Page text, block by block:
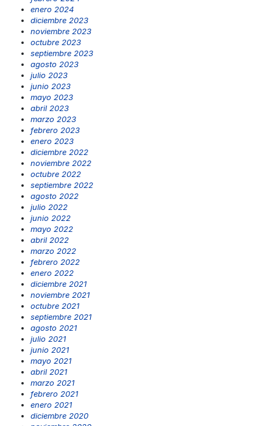
enero 2024
diciembre 2023
noviembre 2023
octubre 2023
septiembre 2023
agosto 2023
julio 2023
junio 2023
mayo 2023
abril 2023
marzo 2023
febrero 2023
enero 2023
diciembre 2022
noviembre 2022
octubre 2022
septiembre 2022
agosto 2022
julio 2022
junio 2022
mayo 2022
abril 2022
marzo 2022
febrero 2022
enero 2022
diciembre 2021
noviembre 2021
octubre 2021
septiembre 2021
agosto 2021
julio 2021
junio 2021
mayo 2021
abril 2021
marzo 2021
febrero 2021
enero 2021
diciembre 2020